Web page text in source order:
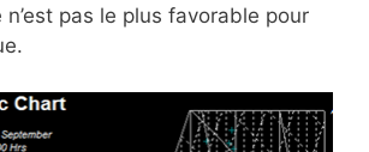
pas le plus favorable pour